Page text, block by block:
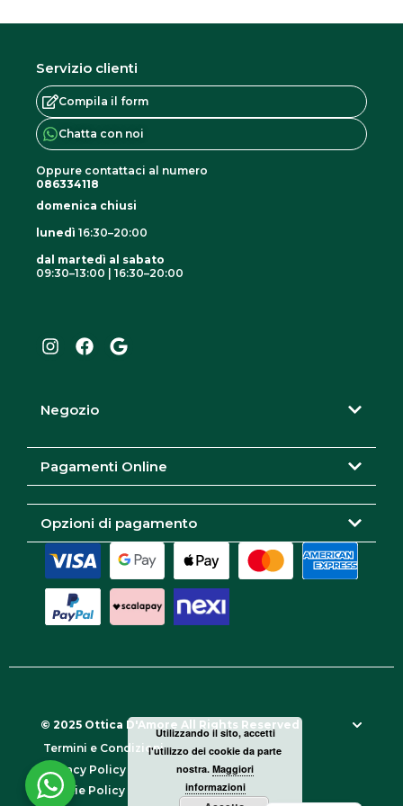
Servizio clienti
Compila il form
Chatta con noi
Oppure contattaci al numero
086334118
domenica chiusi
lunedì 16:30–20:00
dal martedì al sabato
09:30–13:00 | 16:30–20:00
t
r
a
e
o
k
g
Negozio
Pagamenti Online
Opzioni di pagamento
© 2025 Ottica D'Amore All Rights Reserved
Termini e Condizioni
Privacy Policy
Cookie Policy
Utilizzando il sito, accetti
l'utilizzo dei cookie da parte
nostra. Maggiori
informazioni